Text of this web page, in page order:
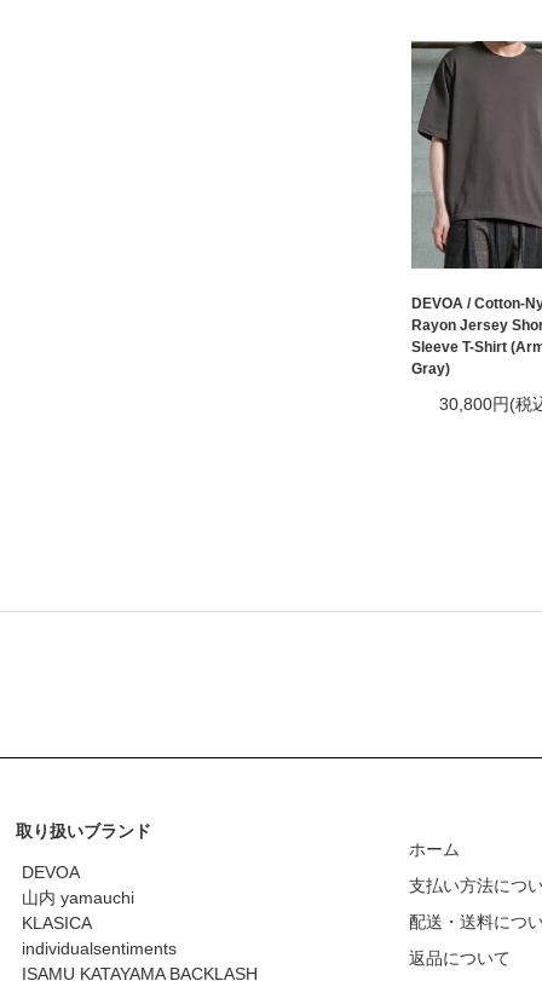
DEVOA / Cotton-
Rayon Jersey
Sleeve T-Shirt
Gray)
30,800円(税
取り扱いブランド
DEVOA
山内 yamauchi
KLASICA
individualsentiments
ISAMU KATAYAMA BACKLASH
ホーム
支払い方法につ
配送・送料につ
返品について